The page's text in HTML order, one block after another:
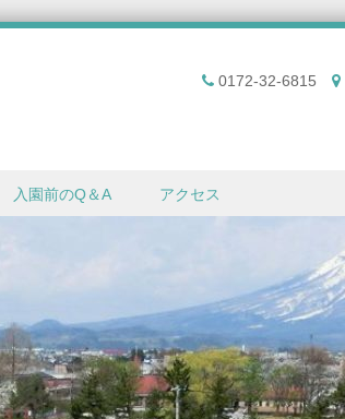
0172-32-6815
入園前のQ＆A アクセス